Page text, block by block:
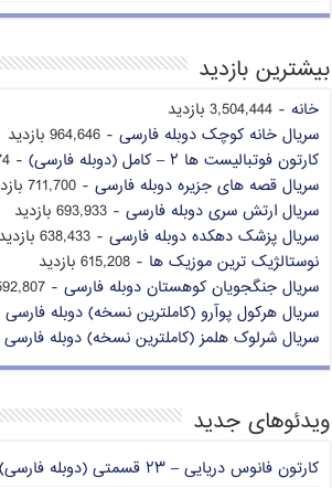
بیشترین بازدید
خانه - 3,504,444 بازدید
سریال خانه کوچک دوبله فارسی - 964,646 بازدید
کارتون فوتبالیست ها ۲ – کامل (دوبله فارسی)
- 833,974 بازدید
سریال قصه های جزیره دوبله فارسی - 711,700 بازدید
سریال ارتش سری دوبله فارسی - 693,933 بازدید
سریال پزشک دهکده دوبله فارسی - 638,433 بازدید
نوستالژیک ترین موزیک ها - 615,208 بازدید
سریال جنگجویان کوهستان دوبله فارسی - 592,807 بازدید
سریال هرکول پوآرو (کاملترین نسخه) دوبله فارسی
سریال شرلوک هلمز (کاملترین نسخه) دوبله فارسی
ویدئوهای جدید
کارتون فانوس دریایی – ۲۳ قسمتی (دوبله فارسی)